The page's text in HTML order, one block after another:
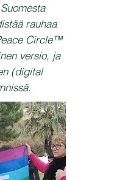
rauhaa
Circle™
versio, ja
(digital